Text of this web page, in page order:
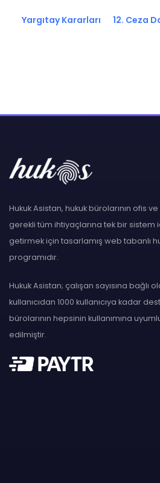
Yargıtay Kararları 12. Ceza
Hukuk Asistan, hukuk bürolarının ofis
gerekli tüm ihtiyaçlarına tek bir sistem
getirmek için tasarlamış web tabanlı
programıdır.
Hukuk Asistan; çalışan sayısına bağlı
kullanıcıdan 1000 kullanıcıya kadar
bürolarının hepsinin kullanımına
edilmiştir.